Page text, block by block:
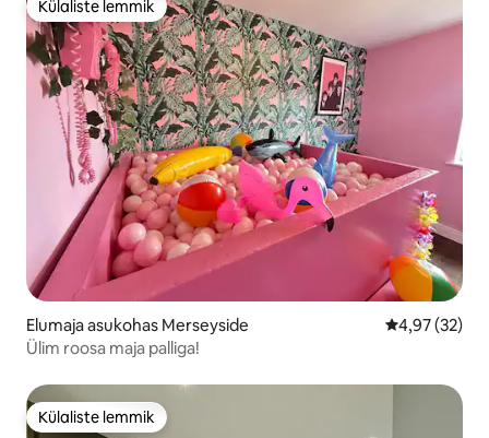
Külaliste lemmik
Külaliste lemmik
Elumaja asukohas Merseyside Keskmine
4,97 (32)
Ülim roosa maja palliga!
Külaliste lemmik
Külaliste lemmik